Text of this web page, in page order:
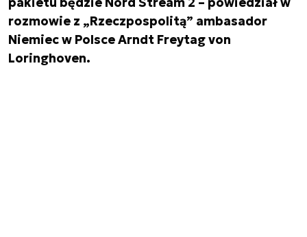
rozmowie z „Rzeczpospolitą” ambasador
Niemiec w Polsce Arndt Freytag von
Loringhoven.